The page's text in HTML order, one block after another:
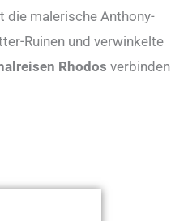
die malerische Anthony-
Ruinen und verwinkelte
Rhodos verbinden